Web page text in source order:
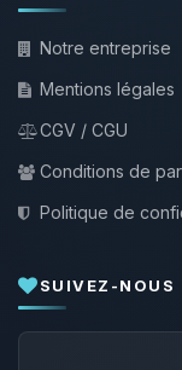
Notre entreprise
Mentions légales
CGV / CGU
Conditions de
Politique de
SUIVEZ-NOUS